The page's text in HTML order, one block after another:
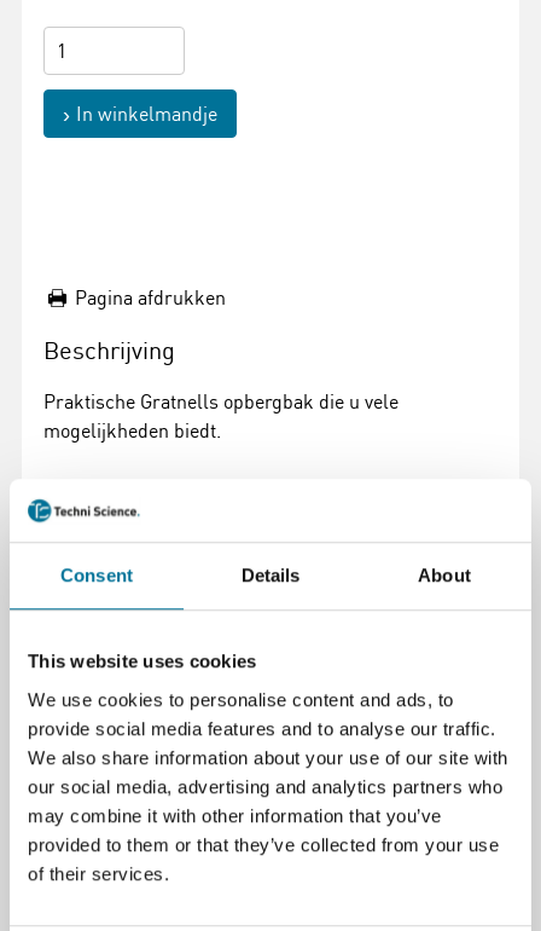
Consent Details About
This website uses cookies
We use cookies to personalise content and ads, to
provide social media features and to analyse our traffic.
We also share information about your use of our site with
our social media, advertising and analytics partners who
may combine it with other information that you’ve
provided to them or that they’ve collected from your use
of their services.
In winkelmandje
Pagina afdrukken
Beschrijving
Praktische Gratnells opbergbak die u vele
mogelijkheden biedt.
Specificaties
Kleur
blauw
Merk
Gratnells
Formaat
F3 - B312 x D430 x H300 mm
Diepte (cm)
42,7 cm
Materiaal
Kunststof
Breedte (cm)
31,2 cm
Hoogte (cm)
30 cm
Kleur (naam)
Cyan blue